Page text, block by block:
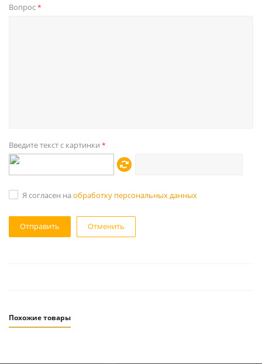
Вопрос*
Введите текст с картинки *
Я согласен на обработку персональных данных
Отменить
Похожие товары